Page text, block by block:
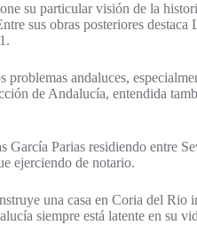
su particular visión de la
sus obras posteriores
problemas andaluces,
de Andalucía, entendida
García Parias residiendo entre
ejerciendo de notario.
una casa en Coria del
siempre está latente en su